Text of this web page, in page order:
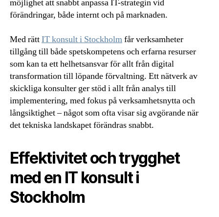
möjlighet att snabbt anpassa IT-strategin vid
förändringar, både internt och på marknaden.
Med rättIT konsult i Stockholmfår verksamheter
tillgång till både spetskompetens och erfarna resurser
som kan ta ett helhetsansvar för allt från digital
transformation till löpande förvaltning. Ett nätverk av
skickliga konsulter ger stöd i allt från analys till
implementering, med fokus på verksamhetsnytta och
långsiktighet – något som ofta visar sig avgörande när
det tekniska landskapet förändras snabbt.
Effektivitet och trygghet
med en IT konsult i
Stockholm